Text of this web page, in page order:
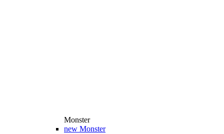
Monster
new Monster